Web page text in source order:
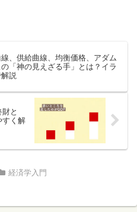
、供給曲線、均衡価格、アダム
「神の見えざる手」とは？イラ
説
と
すく解
経済学入門